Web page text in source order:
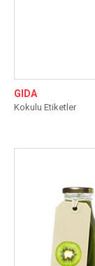
GIDA
Kokulu Etiketler